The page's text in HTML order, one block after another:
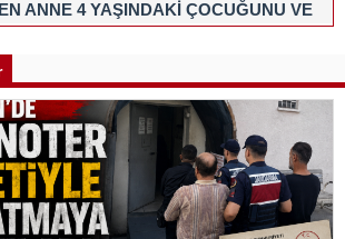
ANNE 4 YAŞINDAKİ ÇOCUĞUNU VE